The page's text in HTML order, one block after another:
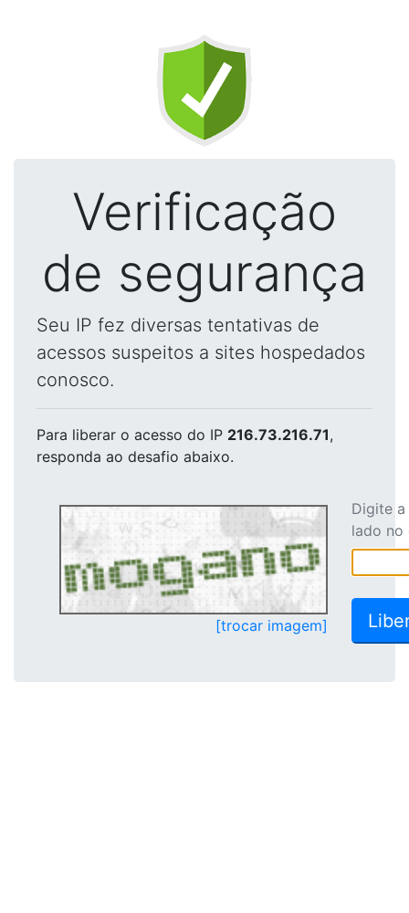
Verificação
de segurança
Seu IP fez diversas tentativas de
acessos suspeitos a sites hospedados
conosco.
Para liberar o acesso do IP 216.73.216.71,
responda ao desafio abaixo.
[trocar imagem]
Digite
lado no